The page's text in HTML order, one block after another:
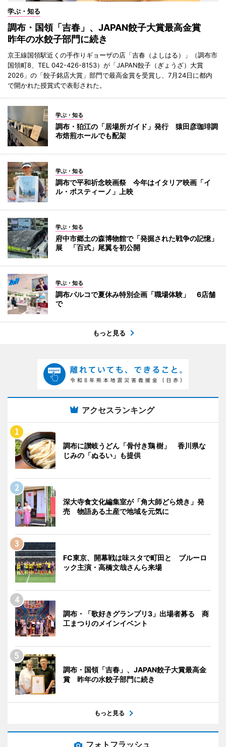
学ぶ・知る
調布・国領「吉春」、JAPAN餃子大賞最高金賞
昨年の水餃子部門に続き
京王線国領駅近くの手作りギョーザの店「吉春（よしはる）」（調布市
国領町8、TEL 042-426-8153）が「JAPAN餃子（ぎょうざ）大賞
2026」の「餃子銘店大賞」部門で最高金賞を受賞し、7月24日に都内
で開かれた授賞式で表彰された。
学ぶ・知る
調布・狛江の「居場所ガイド」発行 猿田彦珈琲調
布焙煎ホールでも配架
学ぶ・知る
調布で平和祈念映画祭 今年はイタリア映画「イ
ル・ポスティーノ」上映
学ぶ・知る
府中市郷土の森博物館で「発掘された戦争の記憶」
展 「百式」尾翼を初公開
学ぶ・知る
調布パルコで夏休み特別企画「職場体験」 6店舗
で
もっと見る
アクセスランキング
調布に讃岐うどん「骨付き鶏 樹」 香川県な
じみの「ぬるい」も提供
深大寺食文化編集室が「角大師どら焼き」発
売 物語ある土産で地域を元気に
FC東京、開幕戦は味スタで町田と ブルーロ
ック主演・高橋文哉さんら来場
調布・「歌好きグランプリ3」出場者募る 商
工まつりのメインイベント
調布・国領「吉春」、JAPAN餃子大賞最高金
賞 昨年の水餃子部門に続き
もっと見る
フォトフラッシュ